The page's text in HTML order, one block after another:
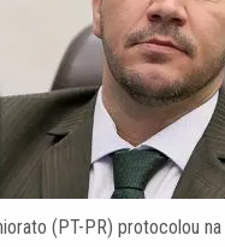
(PT-PR) protocolou